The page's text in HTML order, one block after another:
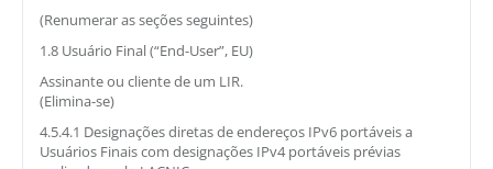
(Renumerar as seções seguintes)
1.8 Usuário Final (“End-User”, EU)
Assinante ou cliente de um LIR.
(Elimina-se)
4.5.4.1 Designações diretas de endereços IPv6 portáveis a
Usuários Finais com designações IPv4 portáveis prévias